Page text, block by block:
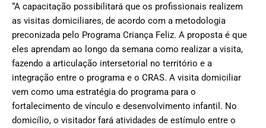
“A capacitação possibilitará que os profissionais realizem
as visitas domiciliares, de acordo com a metodologia
preconizada pelo Programa Criança Feliz. A proposta é que
eles aprendam ao longo da semana como realizar a visita,
fazendo a articulação intersetorial no território e a
integração entre o programa e o CRAS. A visita domiciliar
vem como uma estratégia do programa para o
fortalecimento de vínculo e desenvolvimento infantil. No
domicílio, o visitador fará atividades de estímulo entre o